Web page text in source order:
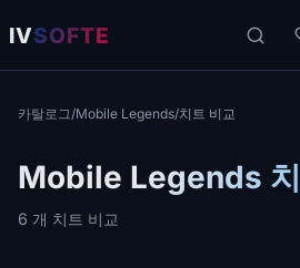
IVSOFTE
카탈로그/Mobile Legends/치트 비교
Mobile Legends
6 개 치트 비교